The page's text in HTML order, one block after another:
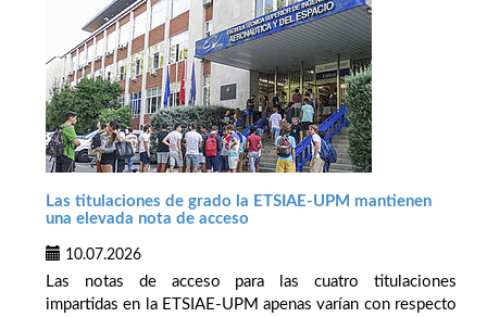
Las titulaciones de grado la ETSIAE-UPM mantienen
una elevada nota de acceso
10.07.2026
Las notas de acceso para las cuatro titulaciones
impartidas en la ETSIAE-UPM apenas varían con respecto